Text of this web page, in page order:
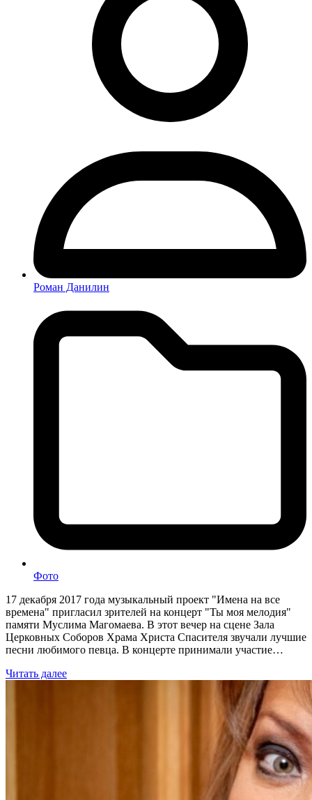
Роман Данилин
Фото
17 декабря 2017 года музыкальный проект "Имена на все
времена" пригласил зрителей на концерт "Ты моя мелодия"
памяти Муслима Магомаева. В этот вечер на сцене Зала
Церковных Соборов Храма Христа Спасителя звучали лучшие
песни любимого певца. В концерте принимали участие…
Читать далее